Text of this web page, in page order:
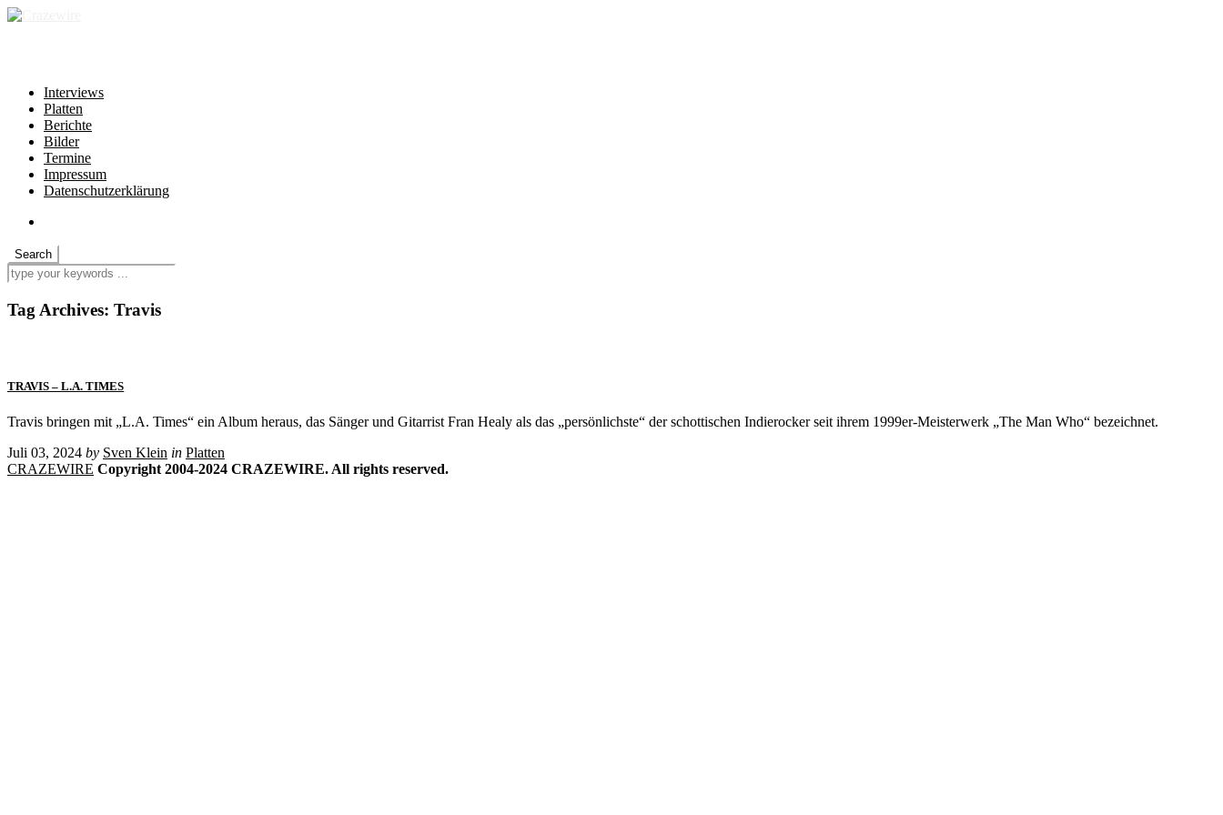
Interviews
Platten
Berichte
Bilder
Termine
Impressum
Datenschutzerklärung
Tag Archives: Travis
TRAVIS – L.A. TIMES
Travis bringen mit „L.A. Times“ ein Album heraus, das Sänger und Gitarrist Fran Healy als das „persönlichste“ der schottischen Indierocker seit ihrem 1999er-Meisterwerk „The Man Who“ bezeichnet.
Juli 03, 2024 by Sven Klein in Platten
CRAZEWIRE Copyright 2004-2024 CRAZEWIRE. All rights reserved.